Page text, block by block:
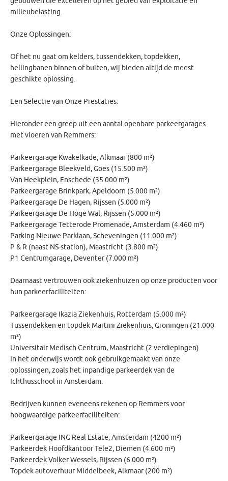
milieubelasting.
Onze Oplossingen:
Of het nu gaat om kelders, tussendekken, topdekken,
hellingbanen binnen of buiten, wij bieden altijd de meest
geschikte oplossing.
Een Selectie van Onze Prestaties:
Hieronder een greep uit een aantal openbare parkeergarages
met vloeren van Remmers:
Parkeergarage Kwakelkade, Alkmaar (800 m²)
Parkeergarage Bleekveld, Goes (15.500 m²)
Van Heekplein, Enschede (35.000 m²)
Parkeergarage Brinkpark, Apeldoorn (5.000 m²)
Parkeergarage De Hagen, Rijssen (5.000 m²)
Parkeergarage De Hoge Wal, Rijssen (5.000 m²)
Parkeergarage Tetterode Promenade, Amsterdam (4.460 m²)
Parking Nieuwe Parklaan, Scheveningen (11.000 m²)
P & R (naast NS-station), Maastricht (3.800 m²)
P1 Centrumgarage, Deventer (7.000 m²)
Daarnaast vertrouwen ook ziekenhuizen op onze producten voor
hun parkeerfaciliteiten:
Parkeergarage Ikazia Ziekenhuis, Rotterdam (5.000 m²)
Tussendekken en topdek Martini Ziekenhuis, Groningen (21.000
m²)
Universitair Medisch Centrum, Maastricht (2 verdiepingen)
In het onderwijs wordt ook gebruikgemaakt van onze
oplossingen, zoals het inpandige parkeerdek van de
Ichthusschool in Amsterdam.
Bedrijven kunnen eveneens rekenen op Remmers voor
hoogwaardige parkeerfaciliteiten:
Parkeergarage ING Real Estate, Amsterdam (4200 m²)
Parkeerdek Hoofdkantoor Tele2, Diemen (4.600 m²)
Parkeerdek Volker Wessels, Rijssen (6.000 m²)
Topdek autoverhuur Middelbeek, Alkmaar (200 m²)